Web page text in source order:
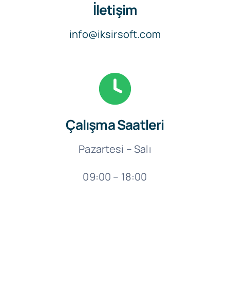
İletişim
info@iksirsoft.com
Çalışma Saatleri
Pazartesi – Salı
09:00 – 18:00